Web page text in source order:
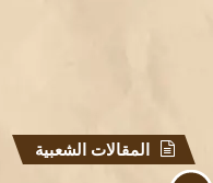
المقالات الشعبية